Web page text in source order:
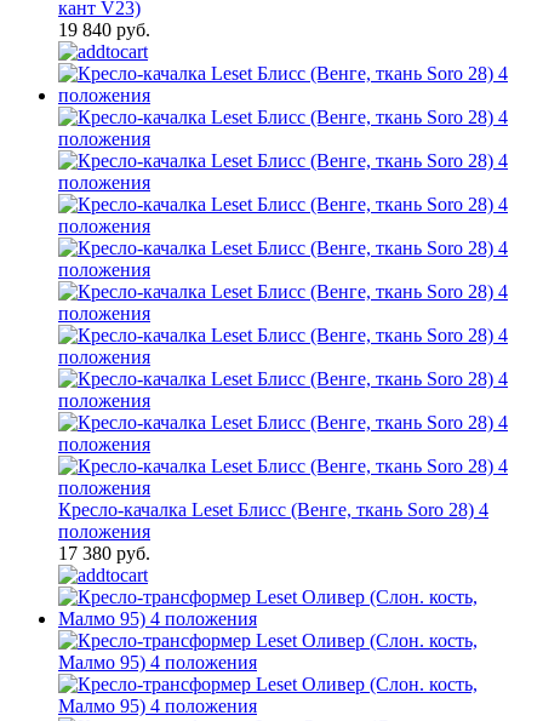
кант V23)
19 840 руб.
Кресло-качалка Leset Блисс (Венге, ткань Soro 28) 4
положения
17 380 руб.